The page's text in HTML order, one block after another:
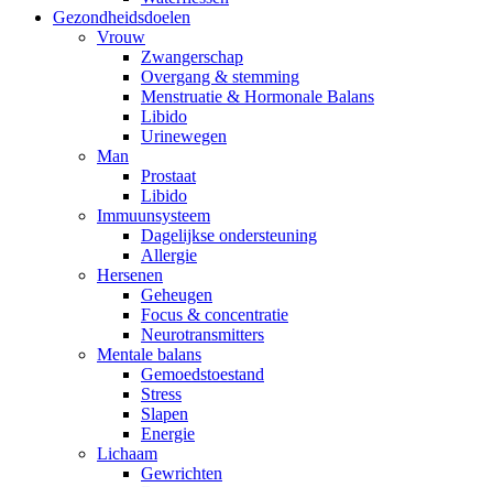
Gezondheidsdoelen
Vrouw
Zwangerschap
Overgang & stemming
Menstruatie & Hormonale Balans
Libido
Urinewegen
Man
Prostaat
Libido
Immuunsysteem
Dagelijkse ondersteuning
Allergie
Hersenen
Geheugen
Focus & concentratie
Neurotransmitters
Mentale balans
Gemoedstoestand
Stress
Slapen
Energie
Lichaam
Gewrichten